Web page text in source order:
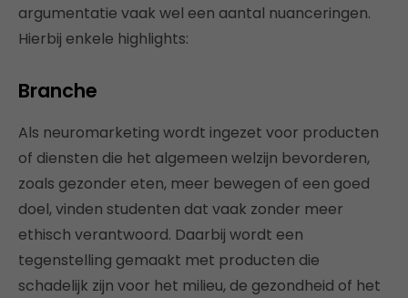
argumentatie vaak wel een aantal nuanceringen.
Hierbij enkele highlights:
Branche
Als neuromarketing wordt ingezet voor producten
of diensten die het algemeen welzijn bevorderen,
zoals gezonder eten, meer bewegen of een goed
doel, vinden studenten dat vaak zonder meer
ethisch verantwoord. Daarbij wordt een
tegenstelling gemaakt met producten die
schadelijk zijn voor het milieu, de gezondheid of het